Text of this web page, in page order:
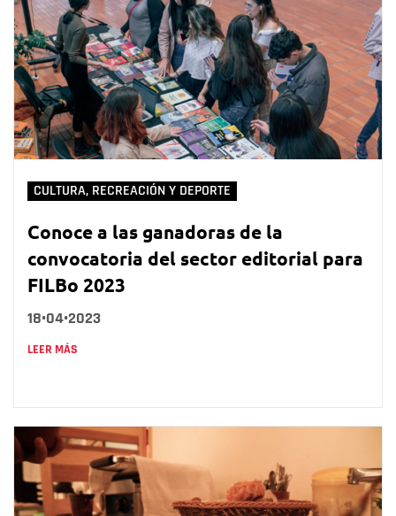
CULTURA, RECREACIÓN Y DEPORTE
Conoce a las ganadoras de la
convocatoria del sector editorial para
FILBo 2023
18•04•2023
LEER MÁS